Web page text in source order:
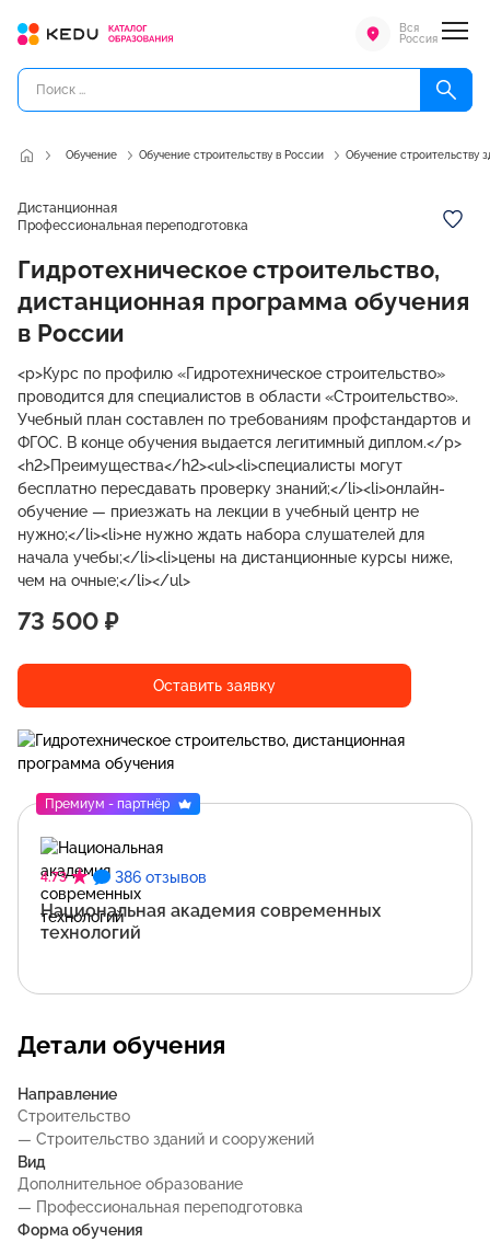
Вся
Россия
Обучение Обучение строительству в России Обучение строительству
Дистанционная
Профессиональная переподготовка
Гидротехническое строительство,
дистанционная программа обучения
в России
<p>Курс по профилю «Гидротехническое строительство»
проводится для специалистов в области «Строительство».
Учебный план составлен по требованиям профстандартов и
ФГОС. В конце обучения выдается легитимный диплом.</p>
<h2>Преимущества</h2><ul><li>специалисты могут
бесплатно пересдавать проверку знаний;</li><li>онлайн-
обучение — приезжать на лекции в учебный центр не
нужно;</li><li>не нужно ждать набора слушателей для
начала учебы;</li><li>цены на дистанционные курсы ниже,
чем на очные;</li></ul>
73 500 ₽
Оставить заявку
4.73 386 отзывов
Национальная академия современных
технологий
Премиум - партнёр
Детали обучения
Направление
Строительство
— Строительство зданий и сооружений
Вид
Дополнительное образование
— Профессиональная переподготовка
Форма обучения